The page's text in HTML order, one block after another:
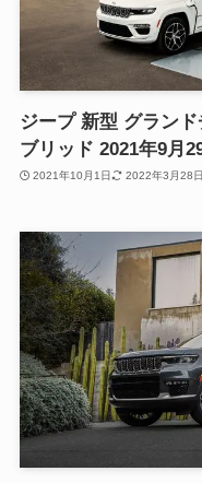
ジープ 新型 グラン
ブリッド 2021年9月
2021年10月1日 2022年3月28日